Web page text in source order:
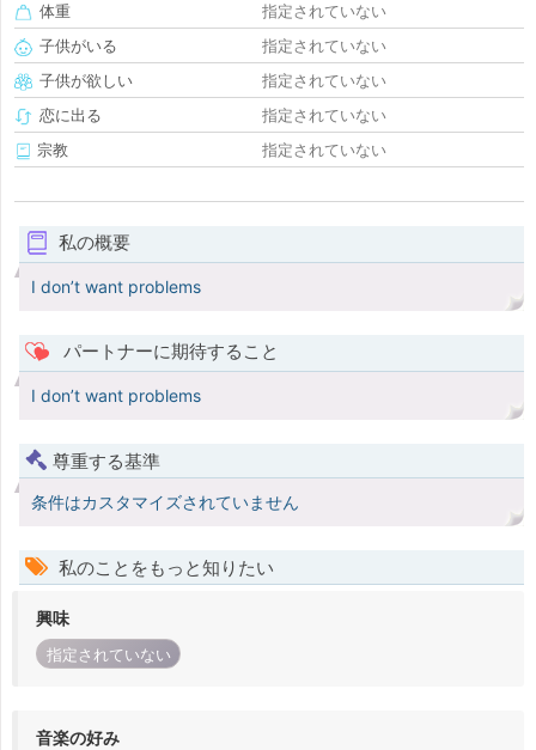
体重
指定されていない
子供がいる
指定されていない
子供が欲しい
指定されていない
恋に出る
指定されていない
宗教
指定されていない
私の概要
I don’t want problems
パートナーに期待すること
I don’t want problems
尊重する基準
条件はカスタマイズされていません
私のことをもっと知りたい
興味
指定されていない
音楽の好み